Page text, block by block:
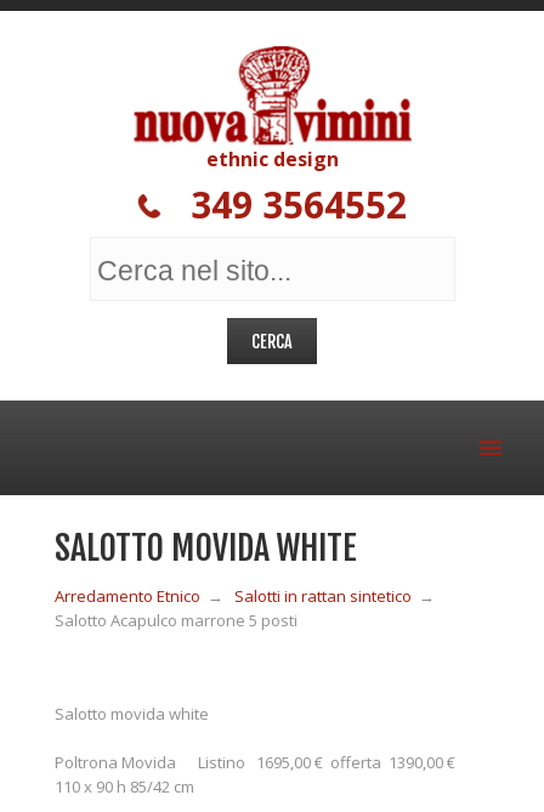
ethnic design
349 3564552
MOBILI IN LEGNO
MOBILI IN RATTAN
SALOTTO MOVIDA WHITE
Arredamento Etnico → Salotti in rattan sintetico →
Salotto Acapulco marrone 5 posti
Salotto movida white
Poltrona Movida Listino 1695,00 € offerta 1390,00 €
110 x 90 h 85/42 cm